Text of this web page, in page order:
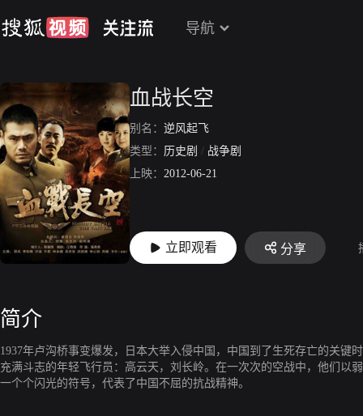
导航
血战长空
别名： 逆风起飞
类型： 历史剧 / 战争剧
上映： 2012-06-21
立即观看 分享
简介
1937年卢沟桥事变爆发，日本大举入侵中国，中国到了生死存亡的关
充满斗志的年轻飞行员：高云天，刘长岭。在一次次的空战中，他们以
一个个闪光的符号，代表了中国不屈的抗战精神。